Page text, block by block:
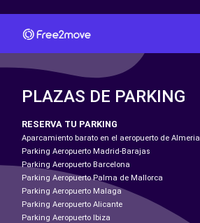
PLAZAS DE PARKING
RESERVA TU PARKING
Aparcamiento barato en el aeropuerto de Almeria
Parking Aeropuerto Madrid-Barajas
Parking Aeropuerto Barcelona
Parking Aeropuerto Palma de Mallorca
Parking Aeropuerto Malaga
Parking Aeropuerto Alicante
Parking Aeropuerto Ibiza